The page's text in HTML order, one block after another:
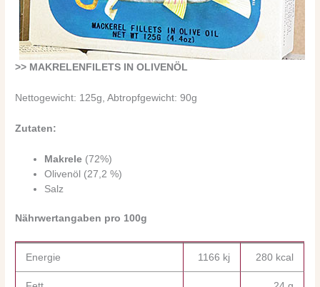
>> MAKRELENFILETS IN OLIVENÖL
Nettogewicht: 125g, Abtropfgewicht: 90g
Zutaten:
Makrele (72%)
Olivenöl (27,2 %)
Salz
Nährwertangaben pro 100g
Energie 1166 kj 280 kcal